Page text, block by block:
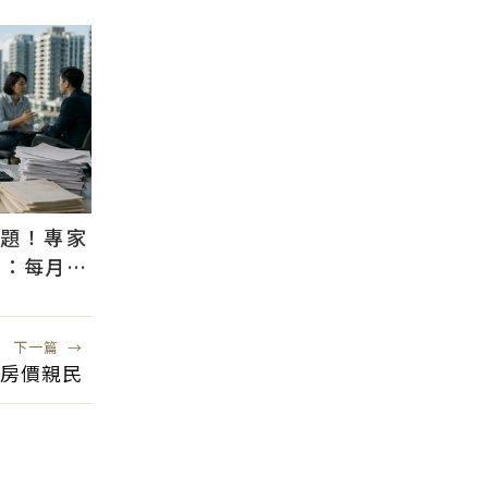
！專家
每月多
下一篇 →
價親民